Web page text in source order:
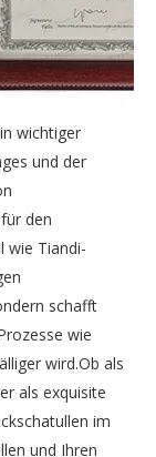
wichtiger
und der
den
wie Tiandi-
schafft
wie
wird.Ob als
als exquisite
im
und Ihren